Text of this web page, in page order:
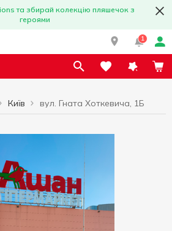
та збирай колекцію пляшечок з
героями
1
Київ вул. Гната Хоткевича, 1Б